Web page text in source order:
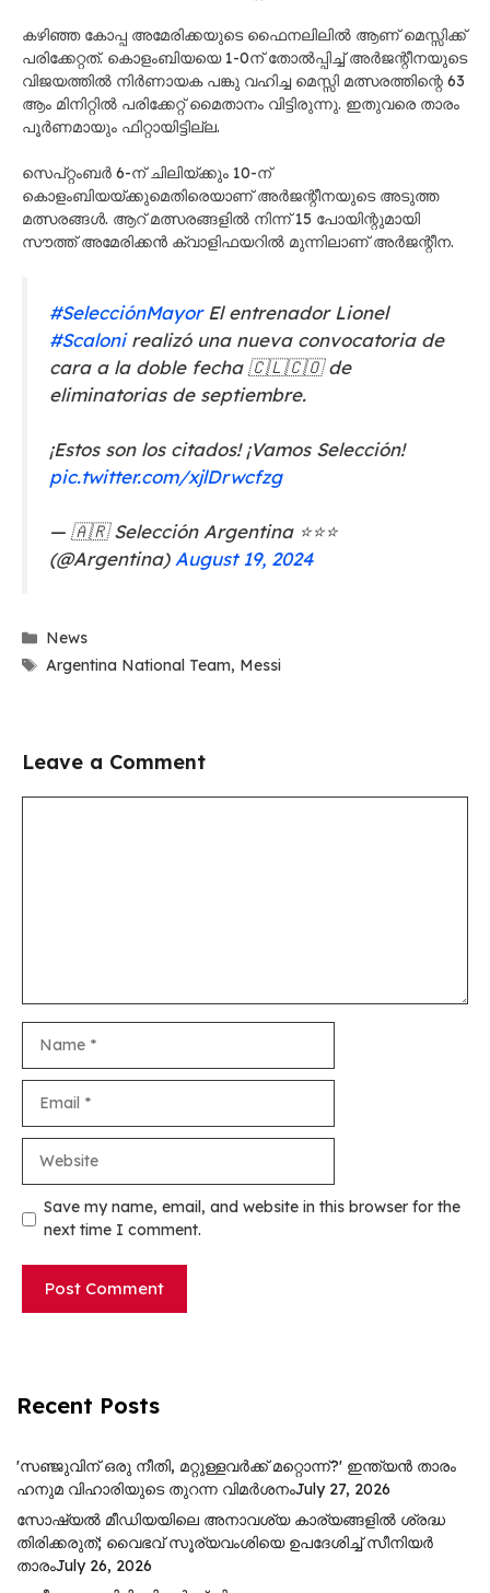
കഴിഞ്ഞ കോപ്പ അമേരിക്കയുടെ ഫൈനലിലിൽ ആണ് മെസ്സിക്ക്
പരിക്കേറ്റത്. കൊളംബിയയെ 1-0ന് തോൽപ്പിച്ച് അർജന്റീനയുടെ
വിജയത്തിൽ നിർണായക പങ്കു വഹിച്ച മെസ്സി മത്സരത്തിന്റെ 63
ആം മിനിറ്റിൽ പരിക്കേറ്റ് മൈതാനം വിട്ടിരുന്നു. ഇതുവരെ താരം
പൂർണമായും ഫിറ്റായിട്ടില്ല.
സെപ്റ്റംബർ 6-ന് ചിലിയ്ക്കും 10-ന്
കൊളംബിയയ്ക്കുമെതിരെയാണ് അർജന്റീനയുടെ അടുത്ത
മത്സരങ്ങൾ. ആറ് മത്സരങ്ങളിൽ നിന്ന് 15 പോയിന്റുമായി
സൗത്ത് അമേരിക്കൻ ക്വാളിഫയറിൽ മുന്നിലാണ് അർജന്റീന.
#SelecciónMayorEl entrenador Lionel
#Scalonirealizó una nueva convocatoria de
cara a la doble fecha 🇨🇱🇨🇴 de
eliminatorias de septiembre.
¡Estos son los citados! ¡Vamos Selección!
pic.twitter.com/xjlDrwcfzg
— 🇦🇷 Selección Argentina ⭐⭐⭐
(@Argentina) August 19, 2024
Categories
News
Tags
Argentina National Team, Messi
Leave a Comment
Save my name, email, and website in this browser for the
next time I comment.
Recent Posts
'സഞ്ജുവിന് ഒരു നീതി, മറ്റുള്ളവർക്ക് മറ്റൊന്ന്?' ഇന്ത്യൻ താരം
ഹനുമ വിഹാരിയുടെ തുറന്ന വിമർശനംJuly 27, 2026
സോഷ്യൽ മീഡിയയിലെ അനാവശ്യ കാര്യങ്ങളിൽ ശ്രദ്ധ
തിരിക്കരുത്; വൈഭവ് സൂര്യവംശിയെ ഉപദേശിച്ച് സീനിയർ
താരംJuly 26, 2026